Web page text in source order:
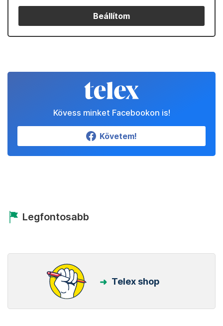
Beállítom
Kövess minket Facebookon is!
Követem!
Legfontosabb
Telex shop